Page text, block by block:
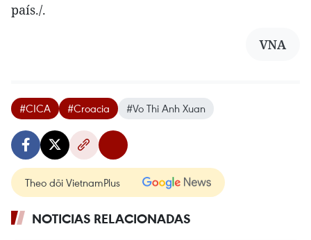
país./.
VNA
#CICA #Croacia #Vo Thi Anh Xuan
Theo dõi VietnamPlus
NOTICIAS RELACIONADAS